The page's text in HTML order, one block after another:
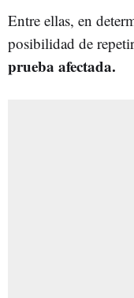
Entre ellas, en
posibilidad de
prueba afectada.